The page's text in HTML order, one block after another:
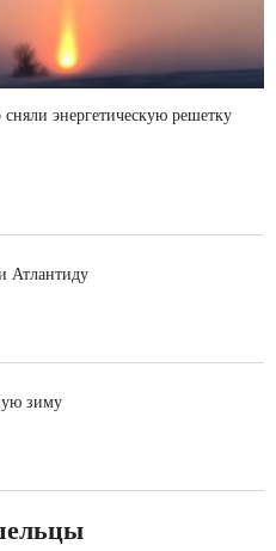
энергетическую решетку
Атлантиду
зиму